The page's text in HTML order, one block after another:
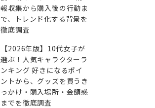
報収集から購入後の行動ま
で、トレンド化する背景を
徹底調査
【2026年版】10代女子が
選ぶ！人気キャラクターラ
ンキング 好きになるポイ
ントから、グッズを買うき
っかけ・購入場所・金額感
までを徹底調査